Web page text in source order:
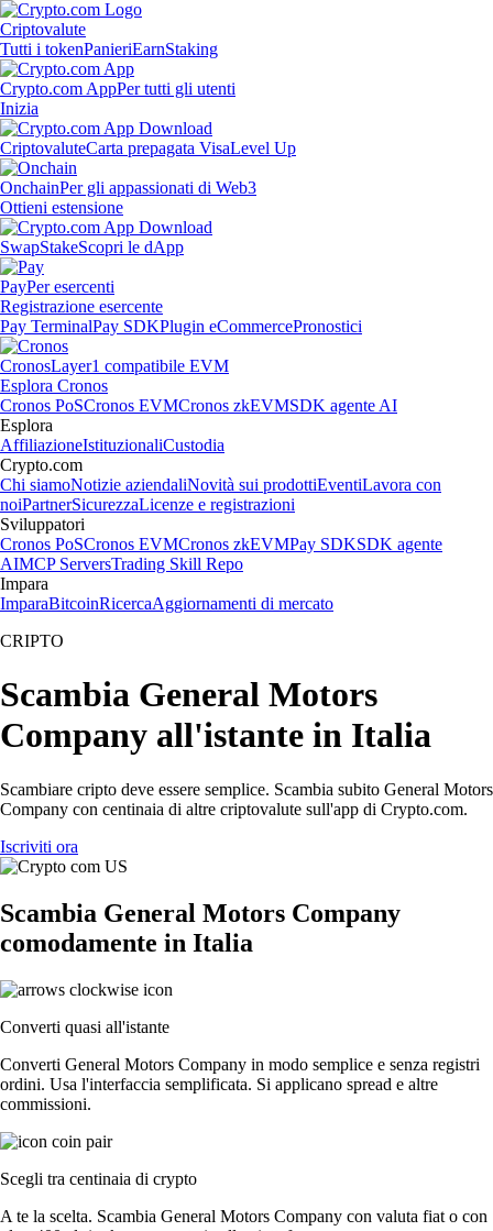
Criptovalute
Tutti i tokenPanieriEarnStaking
Crypto.com AppPer tutti gli utenti
Inizia
CriptovaluteCarta prepagata VisaLevel Up
OnchainPer gli appassionati di Web3
Ottieni estensione
SwapStakeScopri le dApp
PayPer esercenti
Registrazione esercente
Pay TerminalPay SDKPlugin eCommercePronostici
CronosLayer1 compatibile EVM
Esplora Cronos
Cronos PoSCronos EVMCronos zkEVMSDK agente AI
Esplora
AffiliazioneIstituzionaliCustodia
Crypto.com
Chi siamoNotizie aziendaliNovità sui prodottiEventiLavora con
noiPartnerSicurezzaLicenze e registrazioni
Sviluppatori
Cronos PoSCronos EVMCronos zkEVMPay SDKSDK agente
AIMCP ServersTrading Skill Repo
Impara
ImparaBitcoinRicercaAggiornamenti di mercato
CRIPTO
Scambia General Motors
Company all'istante in Italia
Scambiare cripto deve essere semplice. Scambia subito General Motors
Company con centinaia di altre criptovalute sull'app di Crypto.com.
Iscriviti ora
Scambia General Motors Company
comodamente in Italia
Converti quasi all'istante
Converti General Motors Company in modo semplice e senza registri
ordini. Usa l'interfaccia semplificata. Si applicano spread e altre
commissioni.
Scegli tra centinaia di crypto
A te la scelta. Scambia General Motors Company con valuta fiat o con